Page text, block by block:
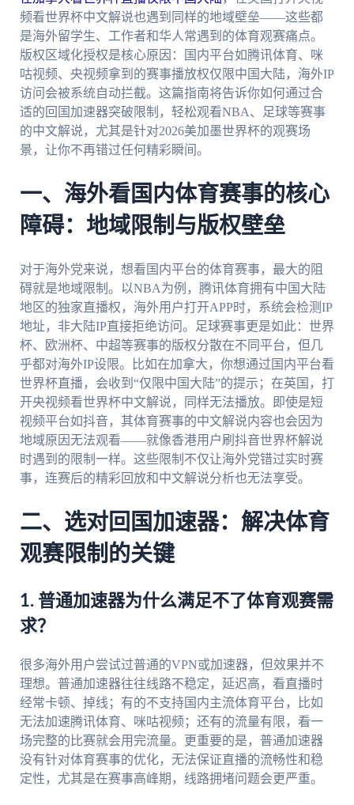
频看世界杯中文解说也遇到同样的地域壁垒——这些都
是海外留学生、工作者和华人常遇到的体育观赛痛点。
版权区域化授权是核心原因：国内平台如腾讯体育、咪
咕视频、央视频拿到的赛事播放权仅限中国大陆，海外IP
访问会被系统自动拦截。这篇指南将告诉你如何通过合
适的回国加速器突破限制，轻松观看NBA、足球等赛事
的中文解说，尤其是针对2026美加墨世界杯的观赛场
景，让你不再错过任何精彩瞬间。
一、海外看国内体育赛事的核心
障碍：地域限制与版权壁垒
对于海外党来说，想看国内平台的体育赛事，最大的阻
碍就是地域限制。以NBA为例，腾讯体育拥有中国大陆
地区的独家直播权，海外用户打开APP时，系统会检测IP
地址，非大陆IP直接拒绝访问。足球赛事更是如此：世界
杯、欧洲杯、中超等赛事的版权分散在不同平台，但几
乎都对海外IP设限。比如在加拿大，你想通过国内平台看
世界杯直播，会收到“仅限中国大陆”的提示；在英国，打
开央视频看世界杯中文解说，同样无法播放。即使是短
视频平台如抖音，其体育赛事的中文解说内容也会因为
地域原因无法观看——就像香港用户刷抖音世界杯解说
时遇到的限制一样。这些限制不仅让海外党错过实时赛
事，连赛后的精彩回放和中文解说分析也无法享受。
二、选对回国加速器：解决体育
观赛限制的关键
1. 普通加速器为什么满足不了体育观赛需
求？
很多海外用户尝试过普通的VPN或加速器，但效果并不
理想。普通加速器往往线路不稳定，延迟高，看直播时
经常卡顿、掉线；有的不支持国内主流体育平台，比如
无法加速腾讯体育、咪咕视频；还有的流量有限，看一
场完整的比赛就会用完流量。更重要的是，普通加速器
没有针对体育赛事的优化，无法保证直播的流畅性和稳
定性，尤其是在赛事高峰期，线路拥堵问题会更严重。